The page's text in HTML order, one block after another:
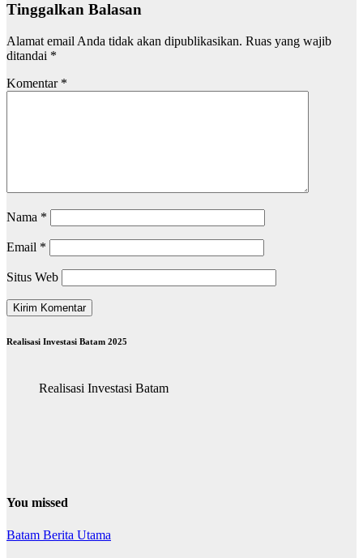
Tinggalkan Balasan
Alamat email Anda tidak akan dipublikasikan. Ruas yang wajib
ditandai *
Komentar *
Nama *
Email *
Situs Web
Realisasi Investasi Batam 2025
Realisasi Investasi Batam
You missed
Batam Berita Utama